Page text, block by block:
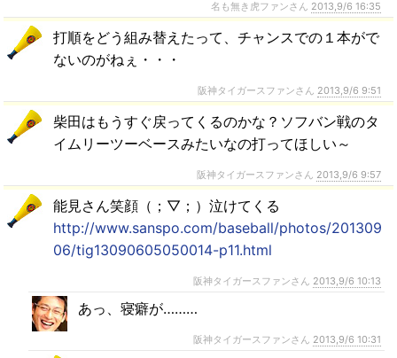
名も無き虎ファンさん 2013,9/6 16:35
打順をどう組み替えたって、チャンスでの１本がで
ないのがねぇ・・・
阪神タイガースファンさん 2013,9/6 9:51
柴田はもうすぐ戻ってくるのかな？ソフバン戦のタ
イムリーツーベースみたいなの打ってほしい～
阪神タイガースファンさん 2013,9/6 9:57
能見さん笑顔（；▽；）泣けてくる
http://www.sanspo.com/baseball/photos/201309
06/tig13090605050014-p11.html
阪神タイガースファンさん 2013,9/6 10:13
あっ、寝癖が………
阪神タイガースファンさん 2013,9/6 10:31